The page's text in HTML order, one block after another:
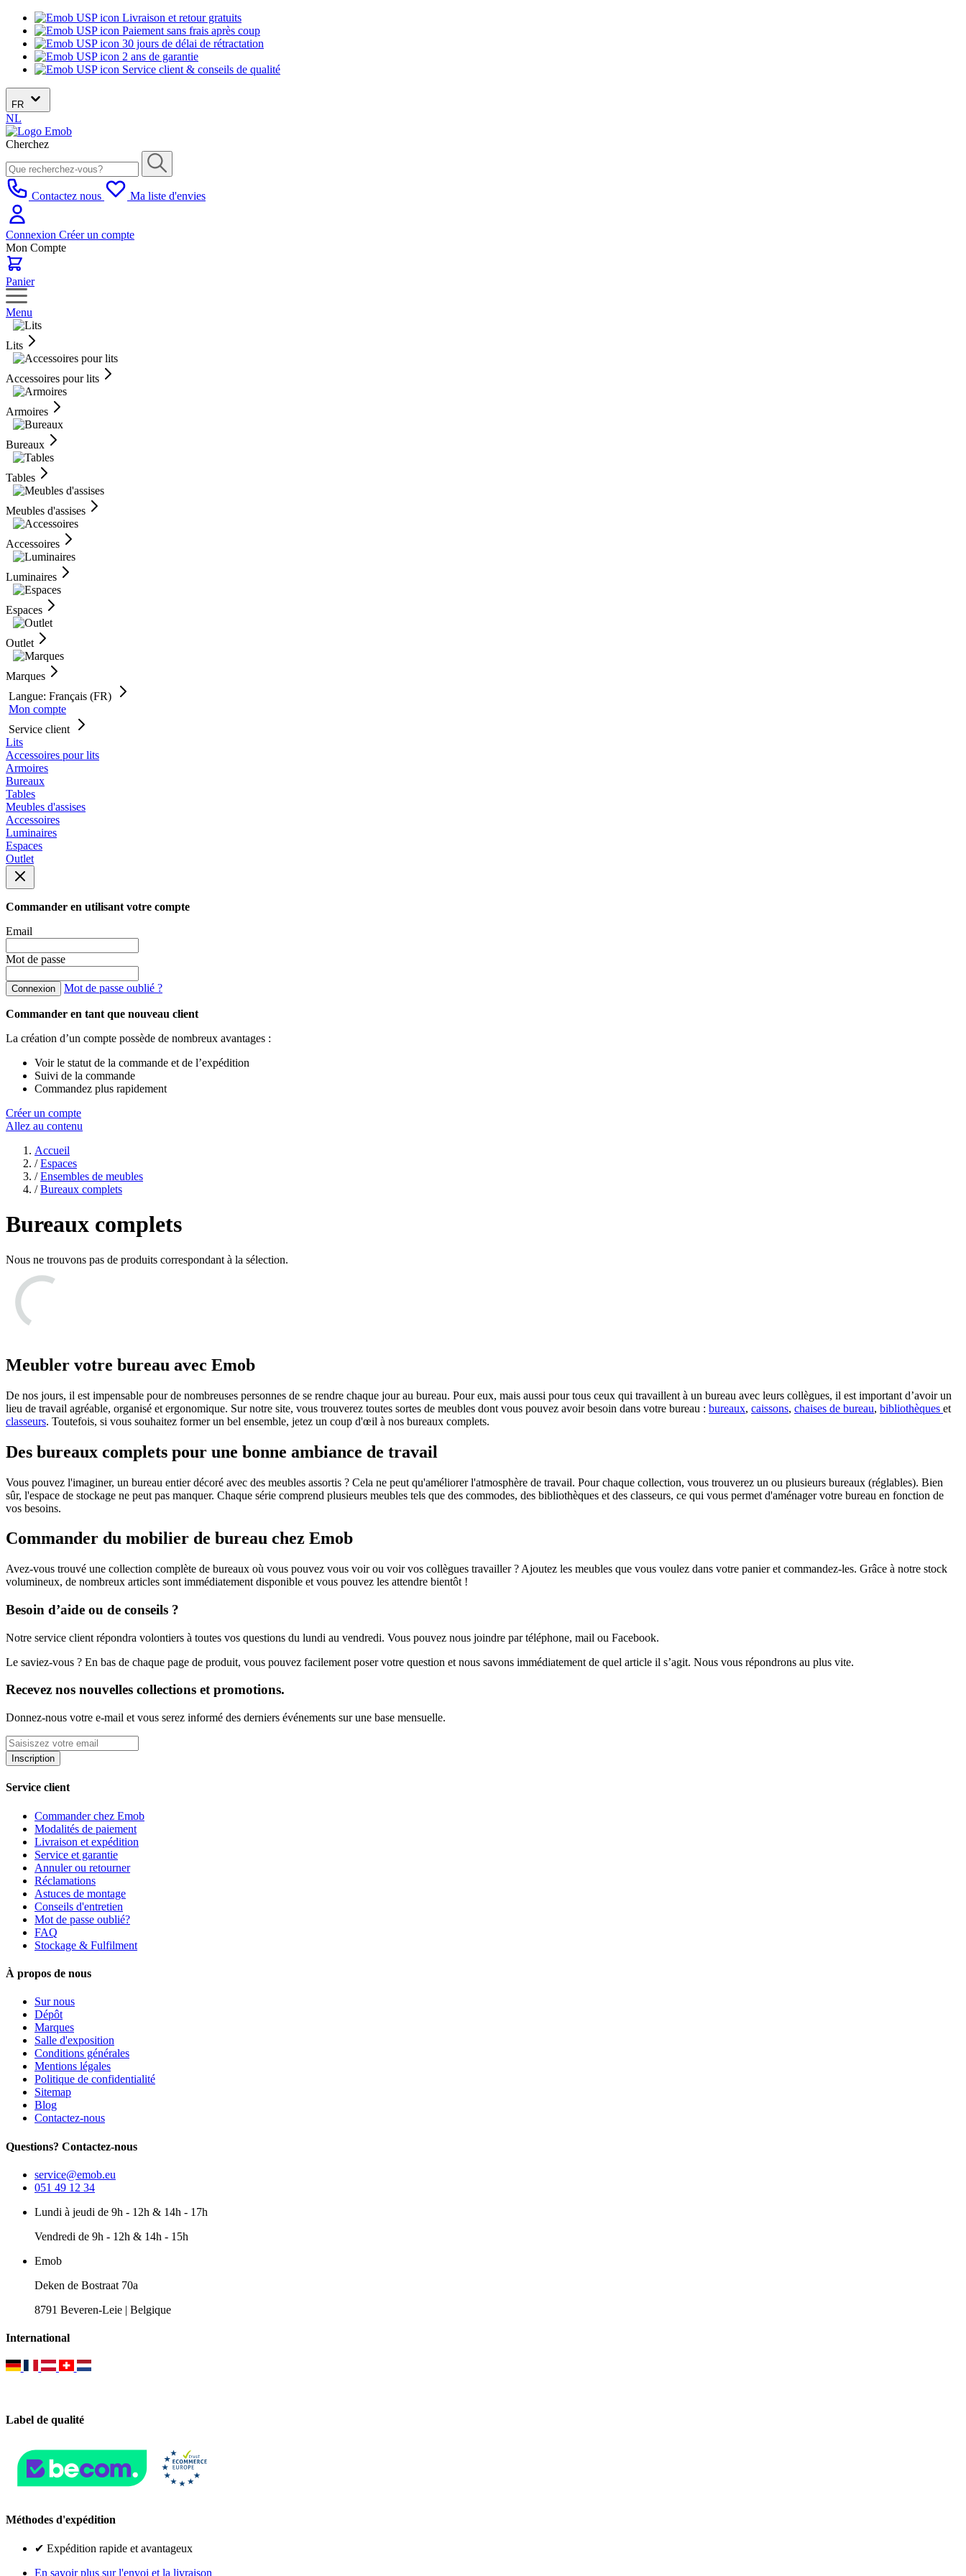
Livraison et retour gratuits
Paiement sans frais après coup
30 jours de délai de rétractation
2 ans de garantie
Service client & conseils de qualité
FR
NL
Cherchez
Contactez nous Ma liste d'envies
Connexion Créer un compte
Mon Compte
Panier
Menu
Lits
Accessoires pour lits
Armoires
Bureaux
Tables
Meubles d'assises
Accessoires
Luminaires
Espaces
Outlet
Marques
Langue: Français (FR)
Mon compte
Service client
Lits
Accessoires pour lits
Armoires
Bureaux
Tables
Meubles d'assises
Accessoires
Luminaires
Espaces
Outlet
Commander en utilisant votre compte
Email
Mot de passe
Connexion Mot de passe oublié ?
Commander en tant que nouveau client
La création d’un compte possède de nombreux avantages :
Voir le statut de la commande et de l’expédition
Suivi de la commande
Commandez plus rapidement
Créer un compte
Allez au contenu
Accueil
/ Espaces
/ Ensembles de meubles
/ Bureaux complets
Bureaux complets
Nous ne trouvons pas de produits correspondant à la sélection.
Meubler votre bureau avec Emob
De nos jours, il est impensable pour de nombreuses personnes de se rendre chaque jour au bureau. Pour eux, mais aussi pour tous ceux qui travaillent à un bureau avec leurs collègues, il est important d’avoir un
lieu de travail agréable, organisé et ergonomique. Sur notre site, vous trouverez toutes sortes de meubles dont vous pouvez avoir besoin dans votre bureau : bureaux, caissons, chaises de bureau, bibliothèques et
classeurs. Toutefois, si vous souhaitez former un bel ensemble, jetez un coup d'œil à nos bureaux complets.
Des bureaux complets pour une bonne ambiance de travail
Vous pouvez l'imaginer, un bureau entier décoré avec des meubles assortis ? Cela ne peut qu'améliorer l'atmosphère de travail. Pour chaque collection, vous trouverez un ou plusieurs bureaux (réglables). Bien
sûr, l'espace de stockage ne peut pas manquer. Chaque série comprend plusieurs meubles tels que des commodes, des bibliothèques et des classeurs, ce qui vous permet d'aménager votre bureau en fonction de
vos besoins.
Commander du mobilier de bureau chez Emob
Avez-vous trouvé une collection complète de bureaux où vous pouvez vous voir ou voir vos collègues travailler ? Ajoutez les meubles que vous voulez dans votre panier et commandez-les. Grâce à notre stock
volumineux, de nombreux articles sont immédiatement disponible et vous pouvez les attendre bientôt !
Besoin d’aide ou de conseils ?
Notre service client répondra volontiers à toutes vos questions du lundi au vendredi. Vous pouvez nous joindre par téléphone, mail ou Facebook.
Le saviez-vous ? En bas de chaque page de produit, vous pouvez facilement poser votre question et nous savons immédiatement de quel article il s’agit. Nous vous répondrons au plus vite.
Recevez nos nouvelles collections et promotions.
Donnez-nous votre e-mail et vous serez informé des derniers événements sur une base mensuelle.
Inscription
Service client
Commander chez Emob
Modalités de paiement
Livraison et expédition
Service et garantie
Annuler ou retourner
Réclamations
Astuces de montage
Conseils d'entretien
Mot de passe oublié?
FAQ
Stockage & Fulfilment
À propos de nous
Sur nous
Dépôt
Marques
Salle d'exposition
Conditions générales
Mentions légales
Politique de confidentialité
Sitemap
Blog
Contactez-nous
Questions? Contactez-nous
service@emob.eu
051 49 12 34
Lundi à jeudi de 9h - 12h & 14h - 17h
Vendredi de 9h - 12h & 14h - 15h
Emob
Deken de Bostraat 70a
8791 Beveren-Leie | Belgique
International
Label de qualité
Méthodes d'expédition
✔ Expédition rapide et avantageux
En savoir plus sur l'envoi et la livraison